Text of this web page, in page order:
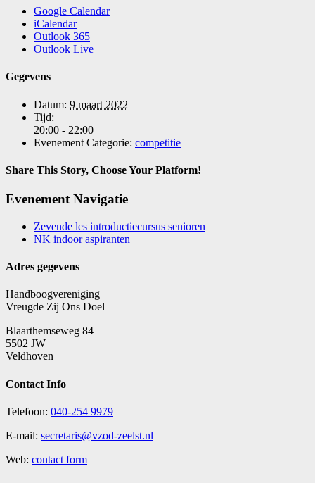
Google Calendar
iCalendar
Outlook 365
Outlook Live
Gegevens
Datum: 9 maart 2022
Tijd:
20:00 - 22:00
Evenement Categorie: competitie
Share This Story, Choose Your Platform!
Facebook
X
Reddit
Tumblr
E-
Evenement Navigatie
Zevende les introductiecursus senioren
NK indoor aspiranten
Adres gegevens
Handboogvereniging
Vreugde Zij Ons Doel
Blaarthemseweg 84
5502 JW
Veldhoven
Contact Info
Telefoon: 040-254 9979
E-mail: secretaris@vzod-zeelst.nl
Web: contact form